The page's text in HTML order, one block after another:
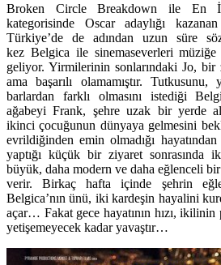
Broken Circle Breakdown ile En
kategorisinde Oscar adaylığı
Türkiye’de de adından uzun süre
kez Belgica ile sinemaseverleri
geliyor. Yirmilerinin sonlarındaki Jo, bir
ama başarılı olamamıştır.
barlardan farklı olmasını istediği
ağabeyi Frank, şehre uzak bir yerde
ikinci çocuğunun dünyaya gelmesini
evrildiğinden emin olmadığı
yaptığı küçük bir ziyaret sonrasında
büyük, daha modern ve daha eğlenceli
verir. Birkaç hafta içinde şehrin
Belgica’nın ünü, iki kardeşin hayalini
açar… Fakat gece hayatının hızı, ikilinin
yetişemeyecek kadar yavaştır…